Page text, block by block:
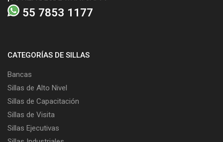
55 7853 1177
CATEGORÍAS DE SILLAS
Bancas
Sillas de Alto Nivel
Sillas de Capacitación
Sillas de Visita
Sillas Ejecutivas